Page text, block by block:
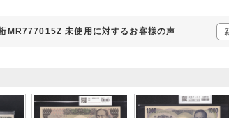
未使用に対するお客様の声